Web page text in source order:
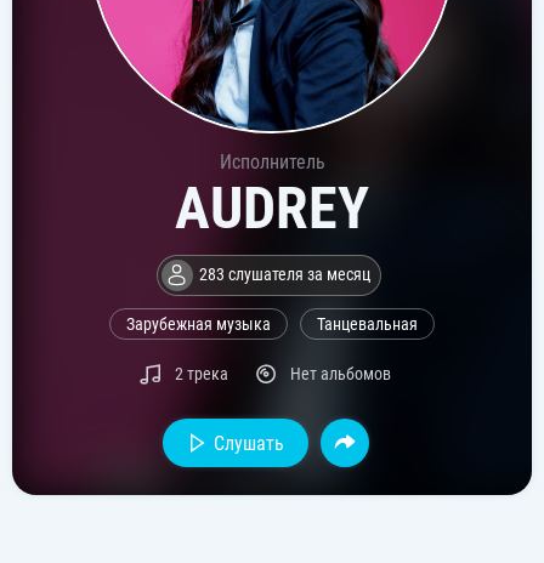
Исполнитель
AUDREY
283 слушателя за месяц
Зарубежная музыка Танцевальная
2 трека Нет альбомов
Слушать